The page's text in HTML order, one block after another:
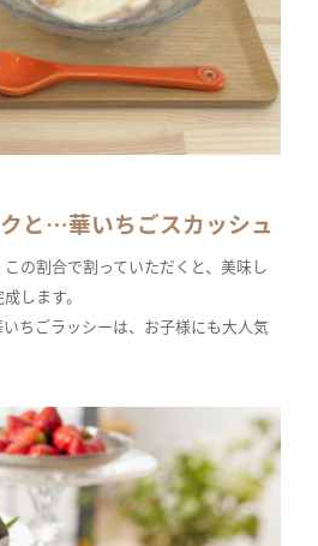
と…華いちごスカッシュ
の割合で割っていただくと、美味し
します。
ちごラッシーは、お子様にも大人気